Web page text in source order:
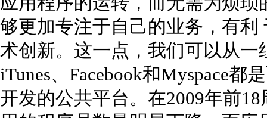
够更加专注于自己的业务，有
术创新。这一点，我们可以从
iTunes、Facebook和Myspace都
开发的公共平台。在2009年前